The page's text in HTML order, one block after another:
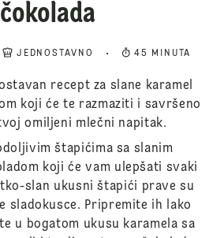
čokolada
JEDNOSTAVNO 45 MINUTA
recept za slane karamel
koji će te razmaziti i savršeno
omiljeni mlečni napitak.
štapićima sa slanim
koji će vam ulepšati svaki
slan ukusni štapići prave su
sladokusce. Pripremite ih lako
u bogatom ukusu karamela sa